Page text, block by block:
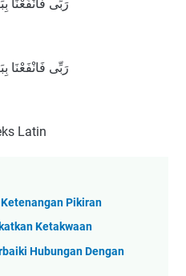
رَبِّى فَانْفَعْنَا
رَبِّى فَانْفَعْنَا
Latin
Pikiran
Ketakwaan
Hubungan Dengan